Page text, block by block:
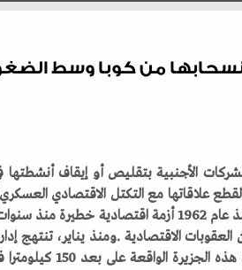
من كوبا وسط